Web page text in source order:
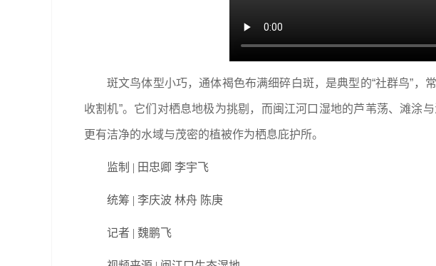
斑文鸟体型小巧，通体褐色布满细碎白斑，是典型的“社群鸟”，
收割机”。它们对栖息地极为挑剔，而闽江河口湿地的芦苇荡、滩涂
更有洁净的水域与茂密的植被作为栖息庇护所。
监制 | 田忠卿 李宇飞
统筹 | 李庆波 林舟 陈庚
记者 | 魏鹏飞